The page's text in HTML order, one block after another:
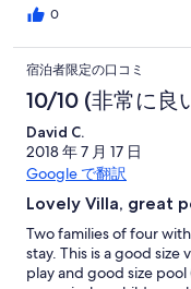
or friendly and I have
0
宿泊者限定の口コミ
10/10 (非常に良
David C.
2018 年 7 月 17 日
Google で翻訳
Lovely Villa, great
Two families of four
stay. This is a good
play and good size